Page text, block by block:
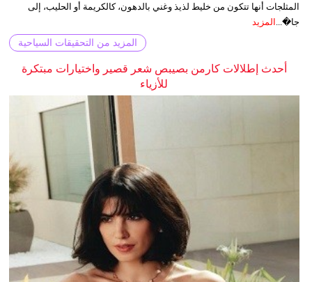
المثلجات أنها تتكون من خليط لذيذ وغني بالدهون، كالكريمة أو الحليب، إلى
جا�...
المزيد
المزيد من التحقيقات السياحية
أحدث إطلالات كارمن بصيبص شعر قصير واختيارات مبتكرة
للأزياء